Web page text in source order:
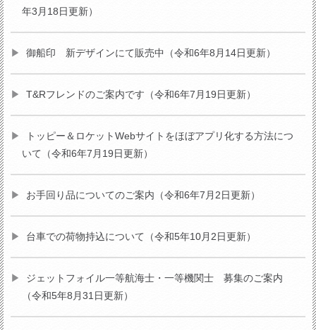
年3月18日更新）
御船印 新デザインにて販売中（令和6年8月14日更新）
T&Rフレンドのご案内です（令和6年7月19日更新）
トッピー＆ロケットWebサイトをほぼアプリ化する方法につ
いて（令和6年7月19日更新）
お手回り品についてのご案内（令和6年7月2日更新）
台車での荷物持込について（令和5年10月2日更新）
ジェットフォイル一等航海士・一等機関士 募集のご案内
（令和5年8月31日更新）